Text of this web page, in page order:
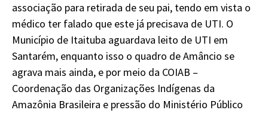
associação para retirada de seu pai, tendo em vista o
médico ter falado que este já precisava de UTI. O
Município de Itaituba aguardava leito de UTI em
Santarém, enquanto isso o quadro de Amâncio se
agrava mais ainda, e por meio da COIAB –
Coordenação das Organizações Indígenas da
Amazônia Brasileira e pressão do Ministério Público